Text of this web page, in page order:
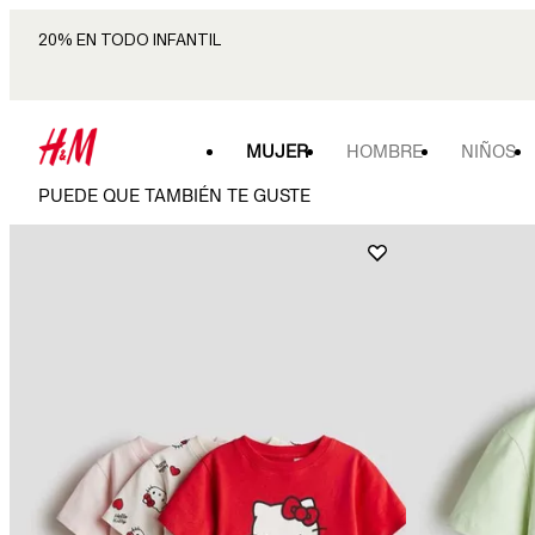
20% EN TODO INFANTIL
MUJER HOMBRE NIÑOS
PUEDE QUE TAMBIÉN TE GUSTE